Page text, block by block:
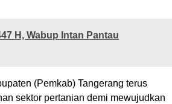
H, Wabup Intan Pantau
(Pemkab) Tangerang terus
sektor pertanian demi mewujudkan